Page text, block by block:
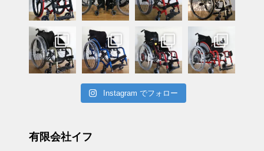
Instagram でフォロー
有限会社イフ